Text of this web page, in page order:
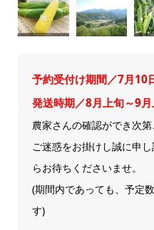
予約受付け期間／7月10
発送時期／8月上旬～9
農家さんの確認ができ次
ご迷惑をお掛けし誠に申
らお待ちくださいませ。
(期間内であっても、予定
す)